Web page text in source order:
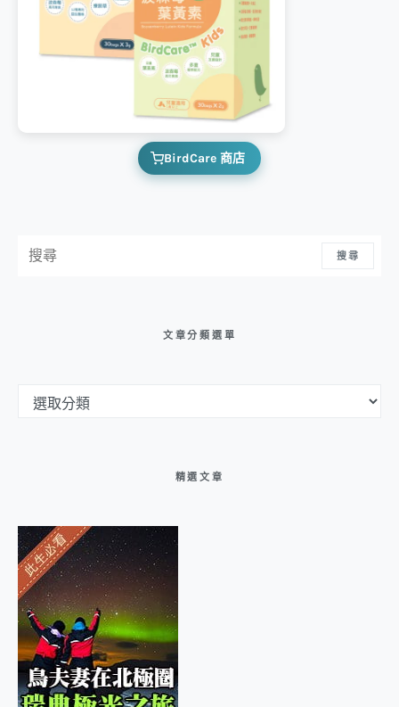
BirdCare 商店
搜尋
文章分類選單
精選文章